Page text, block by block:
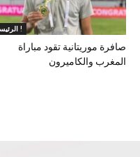
الرئيسية !
صافرة موريتانية تقود مباراة
المغرب والكاميرون